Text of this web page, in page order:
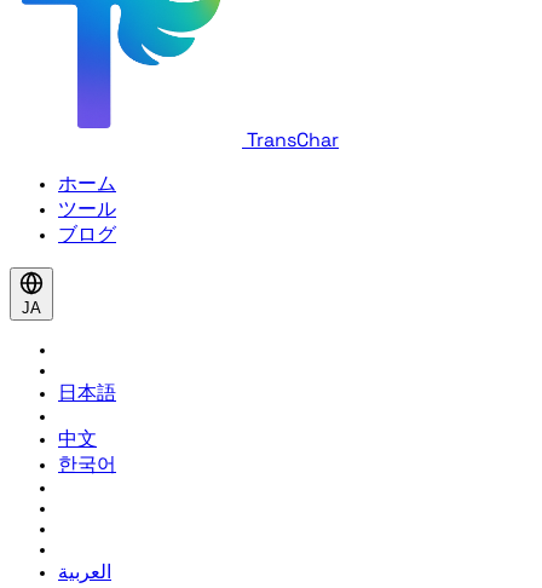
TransChar
ホーム
ツール
ブログ
JA
日本語
中文
한국어
العربية